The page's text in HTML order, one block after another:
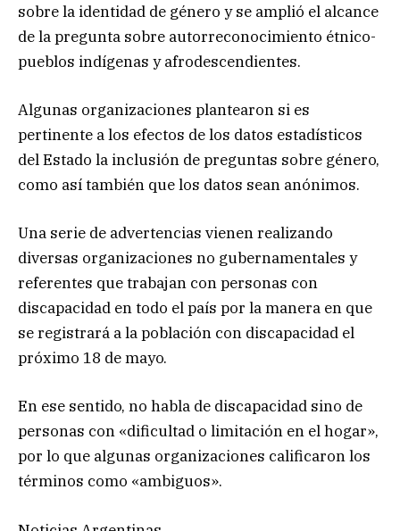
sobre la identidad de género y se amplió el alcance
de la pregunta sobre autorreconocimiento étnico-
pueblos indígenas y afrodescendientes.
Algunas organizaciones plantearon si es
pertinente a los efectos de los datos estadísticos
del Estado la inclusión de preguntas sobre género,
como así también que los datos sean anónimos.
Una serie de advertencias vienen realizando
diversas organizaciones no gubernamentales y
referentes que trabajan con personas con
discapacidad en todo el país por la manera en que
se registrará a la población con discapacidad el
próximo 18 de mayo.
En ese sentido, no habla de discapacidad sino de
personas con «dificultad o limitación en el hogar»,
por lo que algunas organizaciones calificaron los
términos como «ambiguos».